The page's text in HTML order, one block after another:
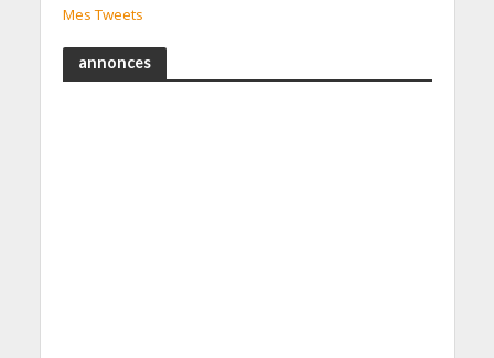
Mes Tweets
annonces